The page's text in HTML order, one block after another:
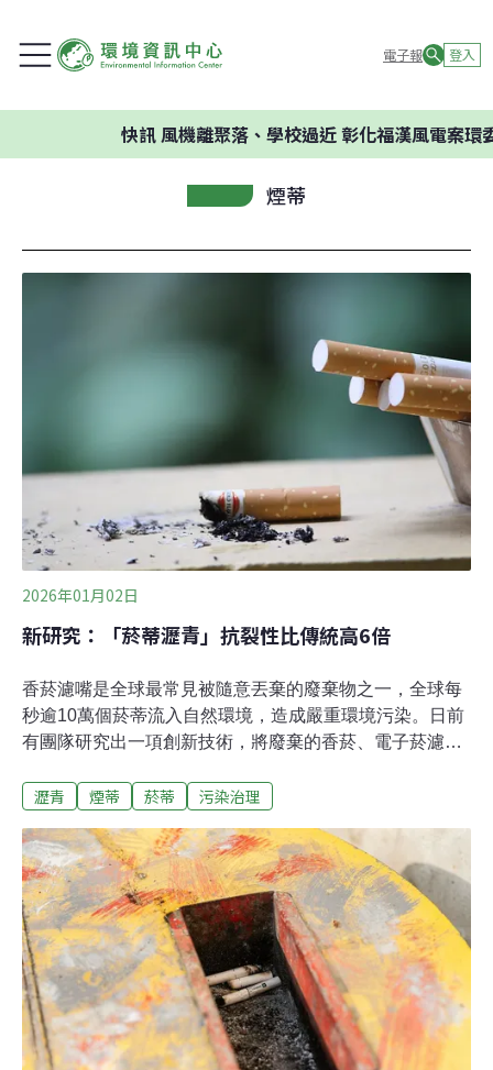
電子報 登入
風機離聚落、學校過近 彰化福漢風電案環委建議
煙蒂
2026年01月02日
新研究：「菸蒂瀝青」抗裂性比傳統高6倍
香菸濾嘴是全球最常見被隨意丟棄的廢棄物之一，全球每
秒逾10萬個菸蒂流入自然環境，造成嚴重環境污染。日前
有團隊研究出一項創新技術，將廢棄的香菸、電子菸濾嘴
能打造更耐用的道路，為循環經濟開創新的可能。菸蒂污
計，全球每年丟棄約4.5兆根菸蒂，相當於每秒有近14.3萬
根菸蒂流入環境。其中香菸濾嘴是由數千條塑膠纖維——
醋酸纖維素聚合物組成，自然分解需要數十年。然而，西
班牙格拉納達大學（University of Granada）與義大利波
隆那大學（University of Bologna）共同發表的最新研究指
出，研究人員開發出一種「菸蒂瀝青」，能有效解決這個
環境問題。製作「菸蒂瀝青」需要先移除香菸濾嘴中殘留
的有機物質（像是尼古丁、焦油等），然後將剩餘的濾嘴
壓碎，混合到蠟質中，形成小顆粒。這些顆粒再
瀝青 煙蒂 菸蒂 污染治理